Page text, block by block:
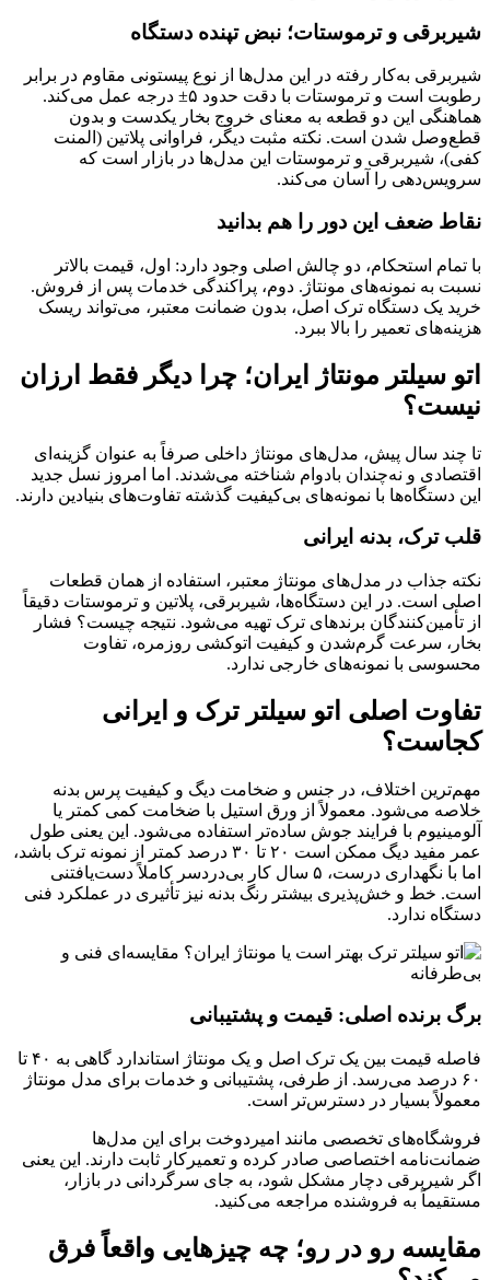
شیربرقی و ترموستات؛ نبض تپنده دستگاه
شیربرقی به‌کار رفته در این مدل‌ها از نوع پیستونی مقاوم در برابر
رطوبت است و ترموستات با دقت حدود ۵± درجه عمل می‌کند.
هماهنگی این دو قطعه به معنای خروج بخار یکدست و بدون
قطع‌وصل شدن است. نکته مثبت دیگر، فراوانی پلاتین (المنت
کفی)، شیربرقی و ترموستات این مدل‌ها در بازار است که
سرویس‌دهی را آسان می‌کند.
نقاط ضعف این دور را هم بدانید
با تمام استحکام، دو چالش اصلی وجود دارد: اول، قیمت بالاتر
نسبت به نمونه‌های مونتاژ. دوم، پراکندگی خدمات پس از فروش.
خرید یک دستگاه ترک اصل، بدون ضمانت معتبر، می‌تواند ریسک
هزینه‌های تعمیر را بالا ببرد.
اتو سیلتر مونتاژ ایران؛ چرا دیگر فقط ارزان
نیست؟
تا چند سال پیش، مدل‌های مونتاژ داخلی صرفاً به عنوان گزینه‌ای
اقتصادی و نه‌چندان بادوام شناخته می‌شدند. اما امروز نسل جدید
این دستگاه‌ها با نمونه‌های بی‌کیفیت گذشته تفاوت‌های بنیادین دارند.
قلب ترک، بدنه ایرانی
نکته جذاب در مدل‌های مونتاژ معتبر، استفاده از همان قطعات
اصلی است. در این دستگاه‌ها، شیربرقی، پلاتین و ترموستات دقیقاً
از تأمین‌کنندگان برندهای ترک تهیه می‌شود. نتیجه چیست؟ فشار
بخار، سرعت گرم‌شدن و کیفیت اتوکشی روزمره، تفاوت
محسوسی با نمونه‌های خارجی ندارد.
تفاوت اصلی اتو سیلتر ترک و ایرانی
کجاست؟
مهم‌ترین اختلاف، در جنس و ضخامت دیگ و کیفیت پرس بدنه
خلاصه می‌شود. معمولاً از ورق استیل با ضخامت کمی کمتر یا
آلومینیوم با فرایند جوش ساده‌تر استفاده می‌شود. این یعنی طول
عمر مفید دیگ ممکن است ۲۰ تا ۳۰ درصد کمتر از نمونه ترک باشد،
اما با نگهداری درست، ۵ سال کار بی‌دردسر کاملاً دست‌یافتنی
است. خط و خش‌پذیری بیشتر رنگ بدنه نیز تأثیری در عملکرد فنی
دستگاه ندارد.
برگ برنده اصلی: قیمت و پشتیبانی
فاصله قیمت بین یک ترک اصل و یک مونتاژ استاندارد گاهی به ۴۰ تا
۶۰ درصد می‌رسد. از طرفی، پشتیبانی و خدمات برای مدل مونتاژ
معمولاً بسیار در دسترس‌تر است.
فروشگاه‌های تخصصی مانند امیردوخت برای این مدل‌ها
ضمانت‌نامه اختصاصی صادر کرده و تعمیرکار ثابت دارند. این یعنی
اگر شیربرقی دچار مشکل شود، به جای سرگردانی در بازار،
مستقیماً به فروشنده مراجعه می‌کنید.
مقایسه رو در رو؛ چه چیزهایی واقعاً فرق